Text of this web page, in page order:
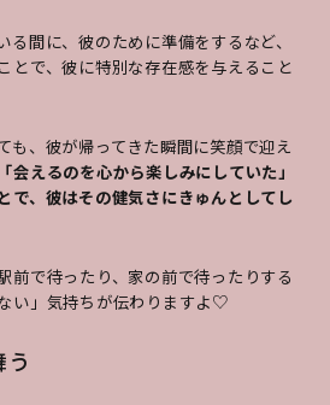
間に、彼のために準備をするなど、
とで、彼に特別な存在感を与えること
も、彼が帰ってきた瞬間に笑顔で迎え
「会えるのを心から楽しみにしていた」
で、彼はその健気さにきゅんとしてし
前で待ったり、家の前で待ったりする
い」気持ちが伝わりますよ♡